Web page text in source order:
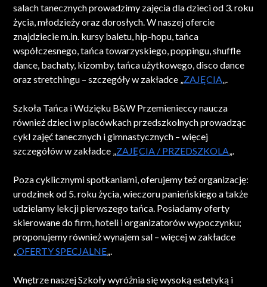
salach tanecznych prowadzimy zajęcia dla dzieci od 3. roku
życia, młodzieży oraz dorosłych. W naszej ofercie
znajdziecie m.in. kursy baletu, hip-hopu, tańca
współczesnego, tańca towarzyskiego, poppingu, shuffle
dance, bachaty, kizomby, tańca użytkowego, disco dance
oraz stretchingu – szczegóły w zakładce „ZAJĘCIA„.
Szkoła Tańca i Wdzięku B&W Przemienieccy naucza
również dzieci w placówkach przedszkolnych prowadząc
cykl zajęć tanecznych i gimnastycznych – więcej
szczegółów w zakładce „ZAJĘCIA / PRZEDSZKOLA„.
Poza cyklicznymi spotkaniami, oferujemy też organizację:
urodzinek od 5. roku życia, wieczoru panieńskiego a także
udzielamy lekcji pierwszego tańca. Posiadamy oferty
skierowane do firm, hoteli i organizatorów wypoczynku;
proponujemy również wynajem sal – więcej w zakładce
„OFERTY SPECJALNE„.
Wnętrze naszej Szkoły wyróżnia się wysoką estetyką i